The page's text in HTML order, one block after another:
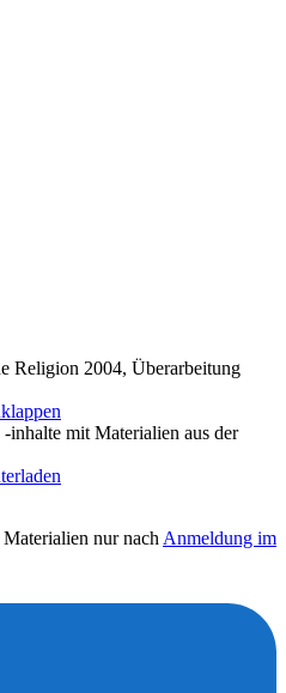
Religion 2004, Überarbeitung
inhalte mit Materialien aus der
nur nach Anmeldung im